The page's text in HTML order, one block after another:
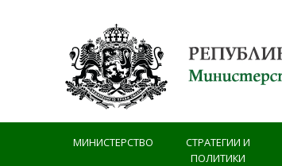
МИНИСТЕРСТВО
СТРАТЕГИИ И
ПОЛИТИКИ